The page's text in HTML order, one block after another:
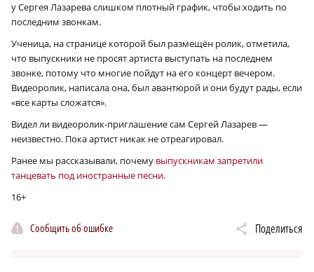
у Сергея Лазарева слишком плотный график, чтобы ходить по
последним звонкам.
Ученица, на странице которой был размещён ролик, отметила,
что выпускники не просят артиста выступать на последнем
звонке, потому что многие пойдут на его концерт вечером.
Видеоролик, написала она, был авантюрой и они будут рады, если
«все карты сложатся».
Видел ли видеоролик-приглашение сам Сергей Лазарев —
неизвестно. Пока артист никак не отреагировал.
Ранее мы рассказывали, почему выпускникам запретили
танцевать под иностранные песни.
16+
Сообщить об ошибке Поделиться